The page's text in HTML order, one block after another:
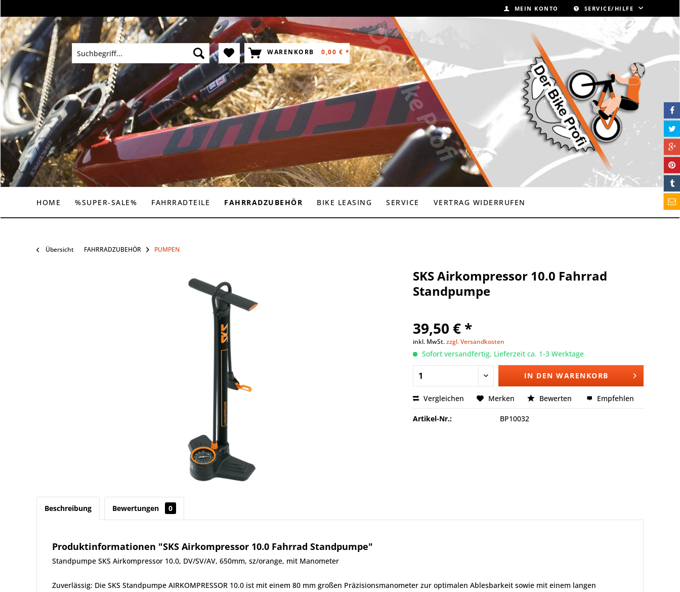
MEIN KONTO SERVICE/HILFE
WARENKORB 0,00 € *
HOME %SUPER-SALE% FAHRRADTEILE FAHRRADZUBEHÖR BIKE LEASING SERVICE VERTRAG WIDERRUFEN
Übersicht FAHRRADZUBEHÖR PUMPEN
SKS Airkompressor 10.0 Fahrrad
Standpumpe
39,50 € *
inkl. MwSt.zzgl. Versandkosten
Sofort versandfertig, Lieferzeit ca. 1-3 Werktage
IN DEN WARENKORB
Vergleichen Merken Bewerten Empfehlen
Artikel-Nr.: BP10032
Beschreibung Bewertungen 0
Produktinformationen "SKS Airkompressor 10.0 Fahrrad Standpumpe"
Standpumpe SKS Airkompressor 10.0, DV/SV/AV, 650mm, sz/orange, mit Manometer
Zuverlässig: Die SKS Standpumpe AIRKOMPRESSOR 10.0 ist mit einem 80 mm großen Präzisionsmanometer zur optimalen Ablesbarkeit sowie mit einem langen